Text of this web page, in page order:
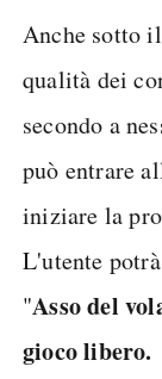
Anche sotto
qualità dei
secondo a
può entrare
iniziare la
L'utente
"Asso del
gioco libero.